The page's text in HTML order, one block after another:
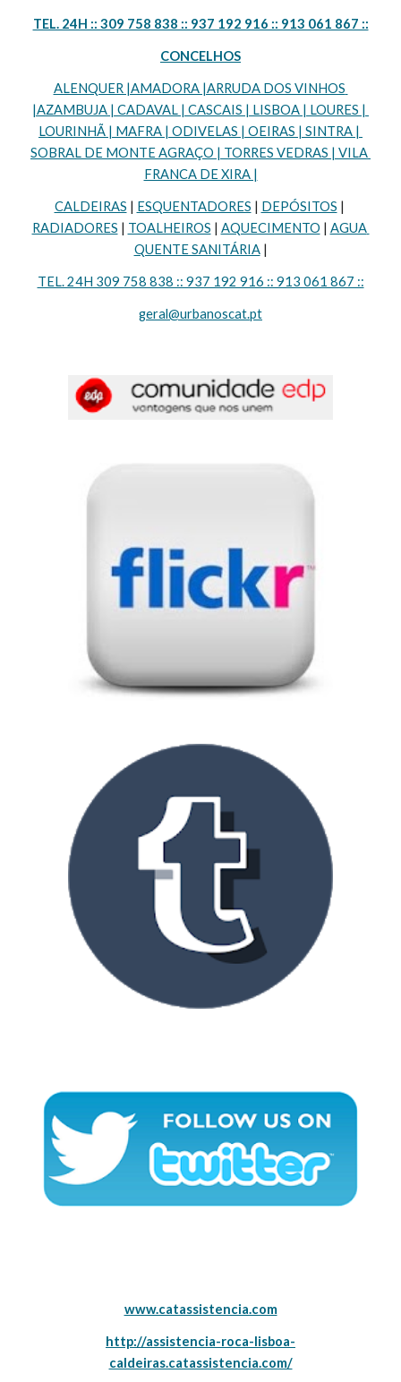
TEL. 24H :: 309 758 838 :: 937 192 916 :: 913 061 867 ::
CONCELHOS
ALENQUER |AMADORA |ARRUDA DOS VINHOS
|AZAMBUJA | CADAVAL | CASCAIS | LISBOA | LOURES |
LOURINHÃ | MAFRA | ODIVELAS | OEIRAS | SINTRA |
SOBRAL DE MONTE AGRAÇO | TORRES VEDRAS | VILA
FRANCA DE XIRA |
CALDEIRAS | ESQUENTADORES | DEPÓSITOS
RADIADORES | TOALHEIROS | AQUECIMENTO | AGUA
QUENTE SANITÁRIA |
TEL. 24H 309 758 838 :: 937 192 916 :: 913 061 867 ::
geral@urbanoscat.pt
www.catassistencia.com
http://assistencia-roca-lisboa-
caldeiras.catassistencia.com/